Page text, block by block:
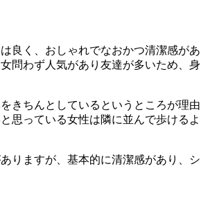
良く、おしゃれでなおかつ清潔感があ
問わず人気があり友達が多いため、身
きちんとしているというところが理由
思っている女性は隣に並んで歩けるよ
りますが、基本的に清潔感があり、シ